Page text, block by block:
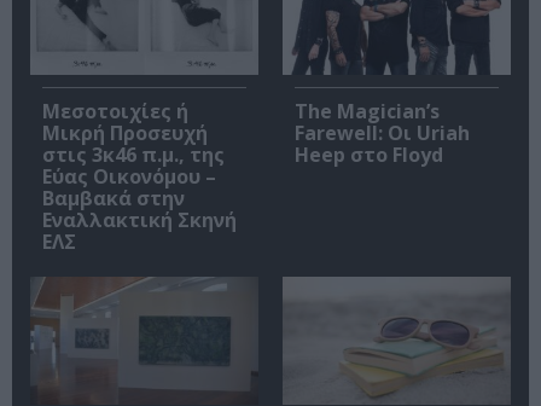
Μεσοτοιχίες ή
Μικρή Προσευχή
στις 3κ46 π.μ., της
Εύας Οικονόμου –
Βαμβακά στην
Εναλλακτική Σκηνή
ΕΛΣ
The Magician’s
Farewell: Οι Uriah
Heep στο Floyd